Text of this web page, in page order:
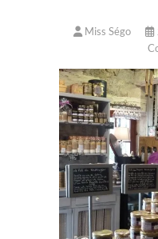
Miss Ségo